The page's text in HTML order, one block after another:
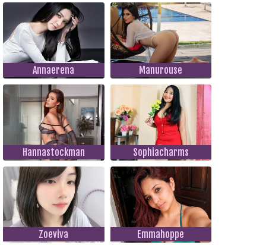
Annaerena Manurouse
Hannastockman Sophiacharms
Zoeviva Emmahoppe